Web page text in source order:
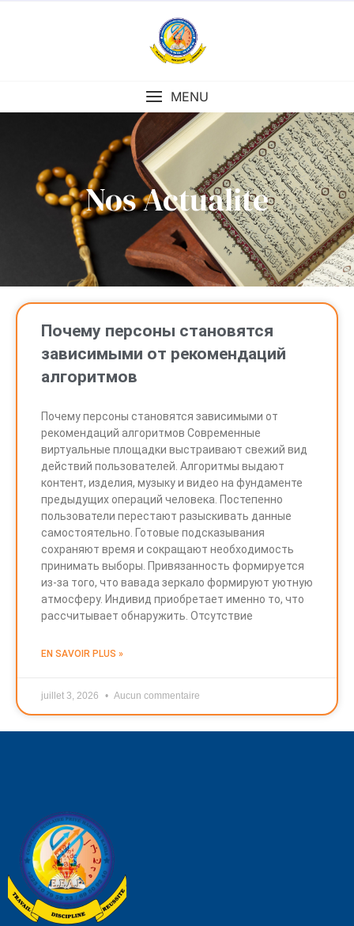
MENU
Nos Actualite
Почему персоны становятся
зависимыми от рекомендаций
алгоритмов
Почему персоны становятся зависимыми от
рекомендаций алгоритмов Современные
виртуальные площадки выстраивают свежий вид
действий пользователей. Алгоритмы выдают
контент, изделия, музыку и видео на фундаменте
предыдущих операций человека. Постепенно
пользователи перестают разыскивать данные
самостоятельно. Готовые подсказывания
сохраняют время и сокращают необходимость
принимать выборы. Привязанность формируется
из-за того, что вавада зеркало формируют уютную
атмосферу. Индивид приобретает именно то, что
рассчитывает обнаружить. Отсутствие
EN SAVOIR PLUS »
juillet 3, 2026 Aucun commentaire